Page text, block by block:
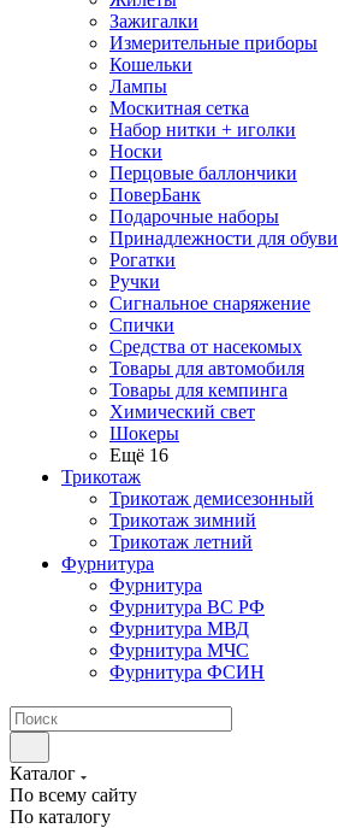
Зажигалки
Измерительные приборы
Кошельки
Лампы
Москитная сетка
Набор нитки + иголки
Носки
Перцовые баллончики
ПоверБанк
Подарочные наборы
Принадлежности для обуви
Рогатки
Ручки
Сигнальное снаряжение
Спички
Средства от насекомых
Товары для автомобиля
Товары для кемпинга
Химический свет
Шокеры
Ещё 16
Трикотаж
Трикотаж демисезонный
Трикотаж зимний
Трикотаж летний
Фурнитура
Фурнитура
Фурнитура ВС РФ
Фурнитура МВД
Фурнитура МЧС
Фурнитура ФСИН
Каталог
По всему сайту
По каталогу